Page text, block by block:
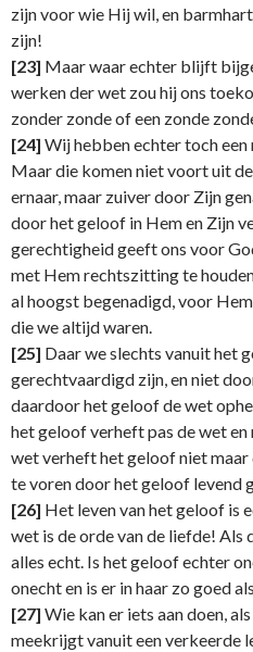
zijn voor wie Hij wil, en
zijn!
[23] Maar waar echter blijft
werken der wet zou hij ons
zonder zonde of een zonde
[24] Wij hebben echter toch
Maar die komen niet voort uit
ernaar, maar zuiver door Zijn
door het geloof in Hem en Zijn
gerechtigheid geeft ons voor
met Hem rechtszitting te
al hoogst begenadigd, voor
die we altijd waren.
[25] Daar we slechts vanuit het
gerechtvaardigd zijn, en niet
daardoor het geloof de wet
het geloof verheft pas de wet
wet verheft het geloof niet
te voren door het geloof levend
[26] Het leven van het geloof is
wet is de orde van de liefde! Als
alles echt. Is het geloof echter
onecht en is er in haar zo goed
[27] Wie kan er iets aan doen,
meekrijgt vanuit een verkeerde